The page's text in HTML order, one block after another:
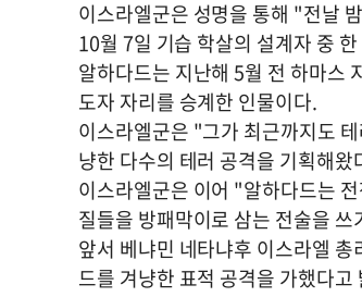
이스라엘군은 성명을 통해 "전날
10월 7일 기습 학살의 설계자 중
알하다드는 지난해 5월 전 하마스
도자 자리를 승계한 인물이다.
이스라엘군은 "그가 최근까지도
냥한 다수의 테러 공격을 기획해
이스라엘군은 이어 "알하다드는
질들을 방패막이로 삼는 전술을
앞서 베냐민 네타냐후 이스라엘
드를 겨냥한 표적 공격을 가했다고